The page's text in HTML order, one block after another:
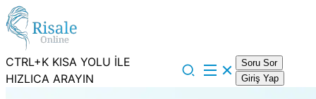
CTRL+K KISA YOLU İLE
HIZLICA ARAYIN
Soru Sor
Giriş Yap